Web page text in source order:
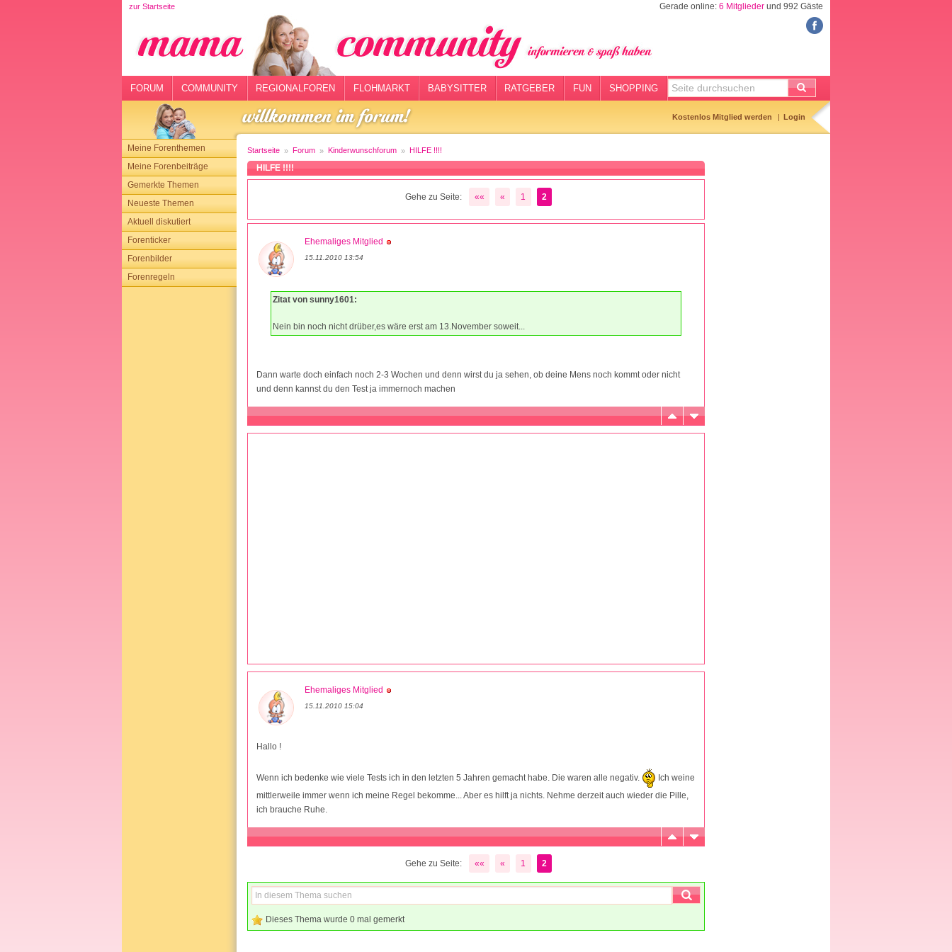
zur Startseite Gerade online: 6 Mitglieder und 992 Gäste
FORUM COMMUNITY REGIONALFOREN FLOHMARKT BABYSITTER RATGEBER FUN SHOPPING
Kostenlos Mitglied werden Login
Meine Forenthemen
Meine Forenbeiträge
Gemerkte Themen
Neueste Themen
Aktuell diskutiert
Forenticker
Forenbilder
Forenregeln
Startseite Forum Kinderwunschforum HILFE !!!!
HILFE !!!!
Gehe zu Seite: «« « 1 2
Ehemaliges Mitglied
15.11.2010 13:54
Zitat von sunny1601:
Nein bin noch nicht drüber,es wäre erst am 13.November soweit...
Dann warte doch einfach noch 2-3 Wochen und denn wirst du ja sehen, ob deine Mens noch kommt oder nicht
und denn kannst du den Test ja immernoch machen
Ehemaliges Mitglied
15.11.2010 15:04
Hallo !
Wenn ich bedenke wie viele Tests ich in den letzten 5 Jahren gemacht habe. Die waren alle negativ.
Ich weine
mittlerweile immer wenn ich meine Regel bekomme... Aber es hilft ja nichts. Nehme derzeit auch wieder die Pille,
ich brauche Ruhe.
Gehe zu Seite: «« « 1 2
Dieses Thema wurde 0 mal gemerkt